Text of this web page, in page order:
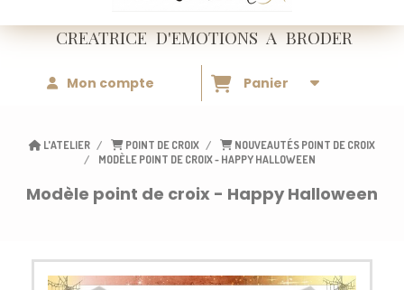
CREATRICED'EMOTIONSA BRODER
Mon compte Panier
L'ATELIER POINT DE CROIX
NOUVEAUTÉS POINT DE CROIX
MODÈLE POINT DE CROIX - HAPPY HALLOWEEN
Modèle point de croix - Happy Halloween